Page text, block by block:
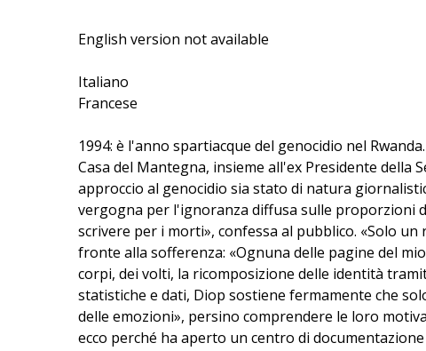
English version not available
Italiano
Francese
1994: è l'anno spartiacque del genocidio nel
Casa del Mantegna, insieme all'ex Presidente della
approccio al genocidio sia stato di natura
vergogna per l'ignoranza diffusa sulle proporzioni
scrivere per i morti», confessa al pubblico. «Solo
fronte alla sofferenza: «Ognuna delle pagine del
corpi, dei volti, la ricomposizione delle identità
statistiche e dati, Diop sostiene fermamente che
delle emozioni», persino comprendere le loro
ecco perché ha aperto un centro di